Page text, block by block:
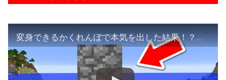
変身できるかくれんぼで本気を出した結果！？【まいくら・マインクラフト】